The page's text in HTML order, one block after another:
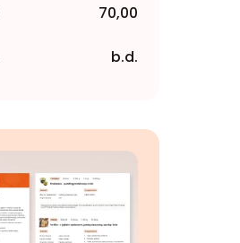
70,00
b.d.